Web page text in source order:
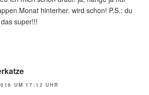
Monat hinterher. wird schon! P.S.: du
super!!!
UM 17:12 UHR